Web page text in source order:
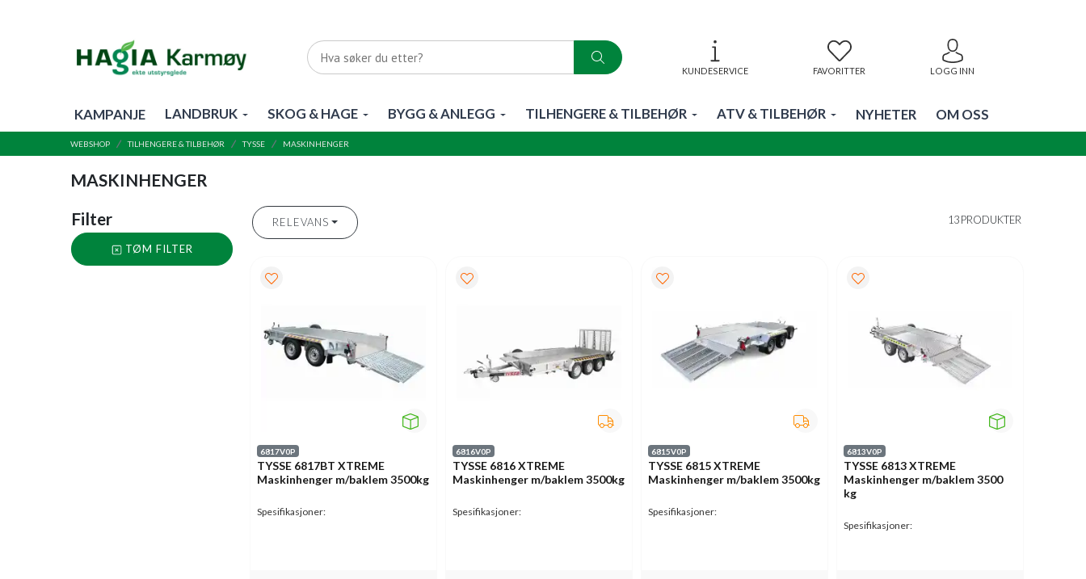
KUNDESERVICE FAVORITTER LOGG INN
KAMPANJE LANDBRUK SKOG & HAGE BYGG & ANLEGG TILHENGERE & TILBEHØR ATV & TILBEHØR NYHETER OM OSS
WEBSHOP TILHENGERE & TILBEHØR TYSSE MASKINHENGER
MASKINHENGER
Filter
TØM FILTER
RELEVANS 13 PRODUKTER
6817V0P
TYSSE 6817BT XTREME
Maskinhenger m/baklem 3500kg
Spesifikasjoner:
6816V0P
TYSSE 6816 XTREME
Maskinhenger m/baklem 3500kg
Spesifikasjoner:
6815V0P
TYSSE 6815 XTREME
Maskinhenger m/baklem 3500kg
Spesifikasjoner:
6813V0P
TYSSE 6813 XTREME
Maskinhenger m/baklem 3500
kg
Spesifikasjoner: